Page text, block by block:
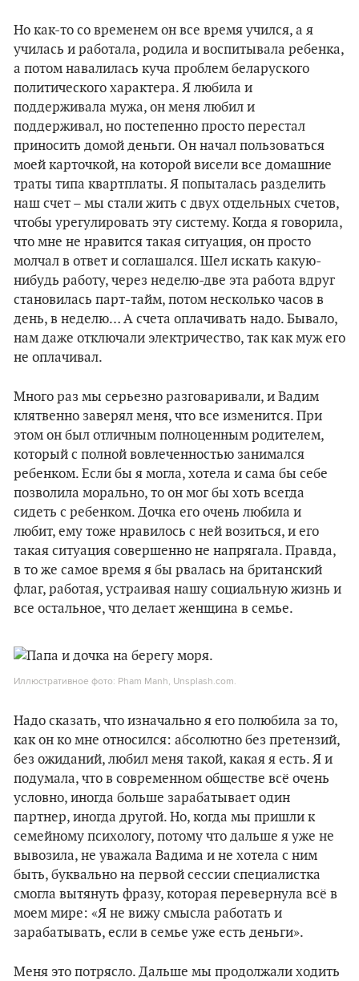
Но как-то со временем он все время учился, а я
училась и работала, родила и воспитывала ребенка,
а потом навалилась куча проблем беларуского
политического характера. Я любила и
поддерживала мужа, он меня любил и
поддерживал, но постепенно просто перестал
приносить домой деньги. Он начал пользоваться
моей карточкой, на которой висели все домашние
траты типа квартплаты. Я попыталась разделить
наш счет – мы стали жить с двух отдельных счетов,
чтобы урегулировать эту систему. Когда я говорила,
что мне не нравится такая ситуация, он просто
молчал в ответ и соглашался. Шел искать какую-
нибудь работу, через неделю-две эта работа вдруг
становилась парт-тайм, потом несколько часов в
день, в неделю… А счета оплачивать надо. Бывало,
нам даже отключали электричество, так как муж его
не оплачивал.
Много раз мы серьезно разговаривали, и Вадим
клятвенно заверял меня, что все изменится. При
этом он был отличным полноценным родителем,
который с полной вовлеченностью занимался
ребенком. Если бы я могла, хотела и сама бы себе
позволила морально, то он мог бы хоть всегда
сидеть с ребенком. Дочка его очень любила и
любит, ему тоже нравилось с ней возиться, и его
такая ситуация совершенно не напрягала. Правда,
в то же самое время я бы рвалась на британский
флаг, работая, устраивая нашу социальную жизнь и
все остальное, что делает женщина в семье.
Иллюстративное фото: Pham Manh, Unsplash.com.
Надо сказать, что изначально я его полюбила за то,
как он ко мне относился: абсолютно без претензий,
без ожиданий, любил меня такой, какая я есть. Я и
подумала, что в современном обществе всё очень
условно, иногда больше зарабатывает один
партнер, иногда другой. Но, когда мы пришли к
семейному психологу, потому что дальше я уже не
вывозила, не уважала Вадима и не хотела с ним
быть, буквально на первой сессии специалистка
смогла вытянуть фразу, которая перевернула всё в
моем мире: «Я не вижу смысла работать и
зарабатывать, если в семье уже есть деньги».
Меня это потрясло. Дальше мы продолжали ходить